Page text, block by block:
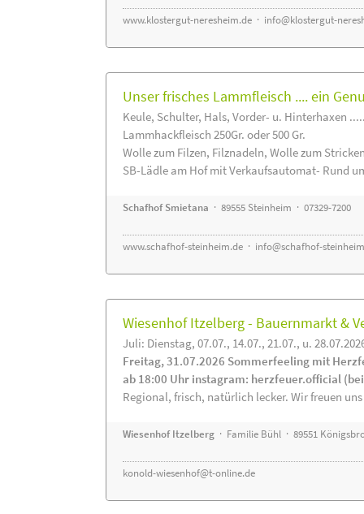
www.klostergut-neresheim.de · info@klostergut-
Unser frisches Lammfleisch .... ein
Keule, Schulter, Hals, Vorder- u. Hinterhaxen
Lammhackfleisch 250Gr. oder 500 Gr.
Wolle zum Filzen, Filznadeln, Wolle zum
SB-Lädle am Hof mit Verkaufsautomat- Rund
Schafhof Smietana · 89555 Steinheim · 07329-7200
www.schafhof-steinheim.de · info@schafhof-
Wiesenhof Itzelberg - Bauernmarkt &
Juli: Dienstag, 07.07., 14.07., 21.07., u.
Freitag, 31.07.2026 Sommerfeeling mit
ab 18:00 Uhr instagram: herzfeuer.official
Regional, frisch, natürlich lecker. Wir freuen
Wiesenhof Itzelberg · Familie Bühl · 89551
konold-wiesenhof@t-online.de